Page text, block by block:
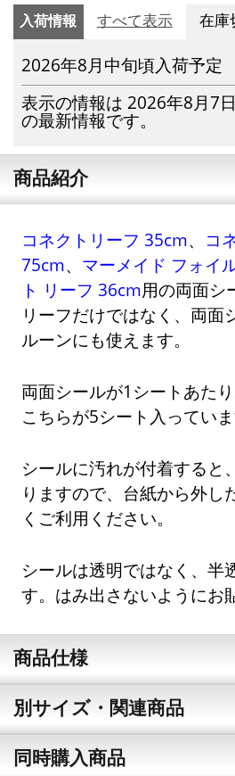
入荷情報 すべて表示 在庫
2026年8月中旬頃入荷予定
表示の情報は 2026年8月7
の最新情報です。
商品紹介
コネクトリーフ 35cm、
コ
75cm、 マーメイド フォイ
ト リーフ 36cm用の両面シ
リーフだけではなく、両面
ルーンにも使えます。
両面シールが1シートあた
こちらが5シート入っていま
シールに汚れが付着すると
りますので、台紙から外し
くご利用ください。
シールは透明ではなく、半
す。はみ出さないようにお
商品仕様
別サイズ・関連商品
同時購入商品